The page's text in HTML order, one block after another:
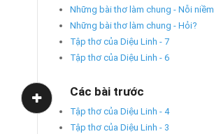
Những bài thơ làm chung - Nỗi niềm
Những bài thơ làm chung - Hỏi?
Tập thơ của Diệu Linh - 7
Tập thơ của Diệu Linh - 6
Các bài trước
Tập thơ của Diệu Linh - 4
Tập thơ của Diệu Linh - 3